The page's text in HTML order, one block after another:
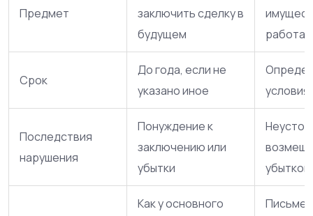
Предмет
заключить сделку в
будущем
работа,
Срок
До года, если не
указано иное
Последствия
нарушения
Понуждение к
заключению или
убытки
убытков
Как у основного